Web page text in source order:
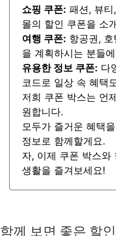
쇼핑 쿠폰: 패션, 뷰
몰의 할인 쿠폰을 소
여행 쿠폰: 항공권,
을 계획하시는 분들
유용한 정보 쿠폰: 다
코드로 일상 속 혜택
저희 쿠폰 박스는 언
원합니다.
모두가 즐거운 혜택
정보로 함께할게요.
자, 이제 쿠폰 박스와
생활을 즐겨보세요!
함께 보면 좋은 할